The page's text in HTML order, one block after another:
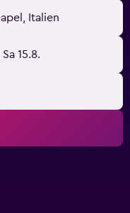
Italien
Sa 15.8.